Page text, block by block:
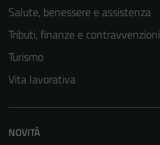
Salute, benessere e assistenza
Tributi, finanze e contravvenzioni
Turismo
Vita lavorativa
NOVITÀ